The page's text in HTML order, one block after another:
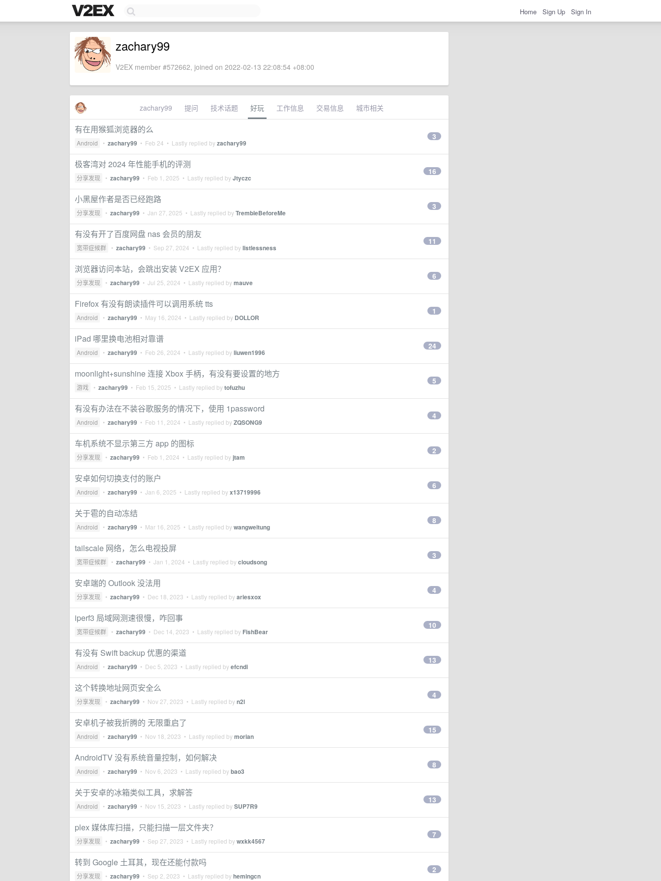
Home Sign Up Sign In
zachary99
V2EX member #572662, joined on 2022-02-13 22:08:54 +08:00
zachary99 提问 技术话题 好玩 工作信息 交易信息 城市相关
有在用猴狐浏览器的么
Android • zachary99 • Feb 24 • Lastly replied byzachary99
3
极客湾对 2024 年性能手机的评测
分享发现 • zachary99 • Feb 1, 2025 • Lastly replied byJtyczc
16
小黑屋作者是否已经跑路
分享发现 • zachary99 • Jan 27, 2025 • Lastly replied byTrembleBeforeMe
3
有没有开了百度网盘 nas 会员的朋友
宽带症候群 • zachary99 • Sep 27, 2024 • Lastly replied bylistlessness
11
浏览器访问本站，会跳出安装 V2EX 应用？
分享发现 • zachary99 • Jul 25, 2024 • Lastly replied bymauve
6
Firefox 有没有朗读插件可以调用系统 tts
Android • zachary99 • May 16, 2024 • Lastly replied by DOLLOR
1
iPad 哪里换电池相对靠谱
Android • zachary99 • Feb 26, 2024 • Lastly replied byliuwen1996
24
moonlight+sunshine 连接 Xbox 手柄，有没有要设置的地方
游戏 • zachary99 • Feb 15, 2025 • Lastly replied bytofuzhu
5
有没有办法在不装谷歌服务的情况下，使用 1password
Android • zachary99 • Feb 11, 2024 • Lastly replied byZQSONG9
4
车机系统不显示第三方 app 的图标
分享发现 • zachary99 • Feb 1, 2024 • Lastly replied by jtam
2
安卓如何切换支付的账户
Android • zachary99 • Jan 6, 2025 • Lastly replied byx13719996
6
关于雹的自动冻结
Android • zachary99 • Mar 16, 2025 • Lastly replied bywangweitung
8
tailscale 网络，怎么电视投屏
宽带症候群 • zachary99 • Jan 1, 2024 • Lastly replied bycloudsong
3
安卓端的 Outlook 没法用
分享发现 • zachary99 • Dec 18, 2023 • Lastly replied byariesxox
4
iperf3 局域网测速很慢，咋回事
宽带症候群 • zachary99 • Dec 14, 2023 • Lastly replied by FishBear
10
有没有 Swift backup 优惠的渠道
Android • zachary99 • Dec 5, 2023 • Lastly replied byefcndi
13
这个转换地址网页安全么
分享发现 • zachary99 • Nov 27, 2023 • Lastly replied byn2l
4
安卓机子被我折腾的 无限重启了
Android • zachary99 • Nov 18, 2023 • Lastly replied bymorian
15
AndroidTV 没有系统音量控制，如何解决
Android • zachary99 • Nov 6, 2023 • Lastly replied bybao3
8
关于安卓的冰箱类似工具，求解答
Android • zachary99 • Nov 15, 2023 • Lastly replied bySUP7R9
13
plex 媒体库扫描，只能扫描一层文件夹？
分享发现 • zachary99 • Sep 27, 2023 • Lastly replied bywxkk4567
7
转到 Google 土耳其，现在还能付款吗
分享发现 • zachary99 • Sep 2, 2023 • Lastly replied byhemingcn
2